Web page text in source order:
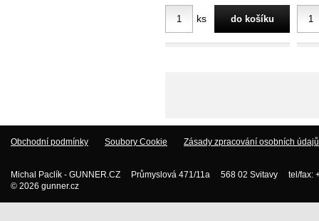
ks
Obchodní podmínky Soubory Cookie Zásady zpracování osobních údajů
Michal Paclík - GUNNER.CZ Průmyslová 471/11a 568 02 Svitavy tel/
© 2026 gunner.cz